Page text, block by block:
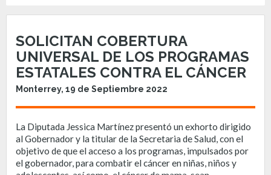
SOLICITAN COBERTURA
UNIVERSAL DE LOS PROGRAMAS
ESTATALES CONTRA EL CÁNCER
Monterrey, 19 de Septiembre 2022
La Diputada Jessica Martínez presentó un exhorto dirigido
al Gobernador y la titular de la Secretaria de Salud, con el
objetivo de que el acceso a los programas, impulsados por
el gobernador, para combatir el cáncer en niñas, niños y